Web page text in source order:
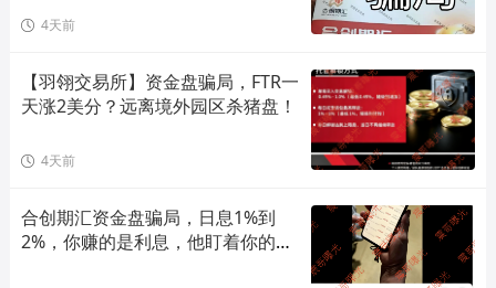
4天前
【羽翎交易所】资金盘骗局，FTR一
天涨2美分？远离境外园区杀猪盘！
4天前
合创期汇资金盘骗局，日息1%到
2%，你赚的是利息，他盯着你的本